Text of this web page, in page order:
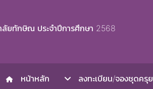
ยทักษิณ ประจำปีการศึกษา 2568
หน้าหลัก ลงทะเบียน/จองชุดครุย